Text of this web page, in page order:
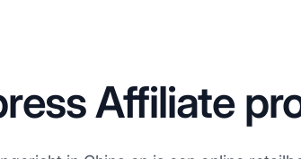
Affiliate